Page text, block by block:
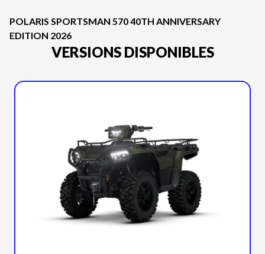
POLARIS SPORTSMAN 570 40TH ANNIVERSARY
EDITION 2026
VERSIONS DISPONIBLES